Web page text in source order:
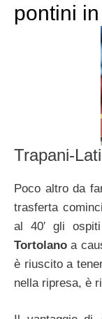
pontini
Trapani-
Poco altro da
trasferta
al 40′ gli
Tortolano a
è riuscito a
nella ripresa, è